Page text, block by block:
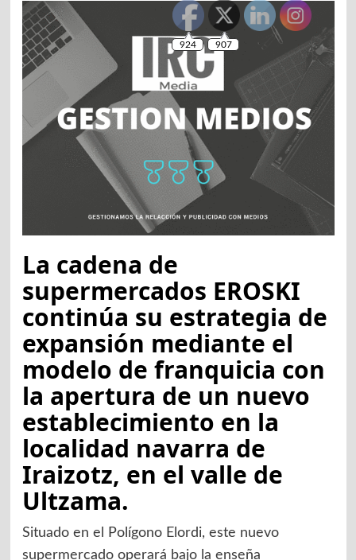
La cadena de
supermercados EROSKI
continúa su estrategia de
expansión mediante el
modelo de franquicia con
la apertura de un nuevo
establecimiento en la
localidad navarra de
Iraizotz, en el valle de
Ultzama.
Situado en el Polígono Elordi, este nuevo
supermercado operará bajo la enseña